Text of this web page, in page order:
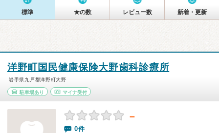
標準 ★の数 レビュー数 新着・更新
洋野町国民健康保険大野歯科診療所
岩手県九戸郡洋野町大野
駐車場あり マイナ受付
－
0件